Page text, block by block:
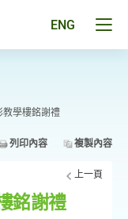
ENG
教學樓銘謝禮
列印內容 複製內容
上一頁
銘謝禮